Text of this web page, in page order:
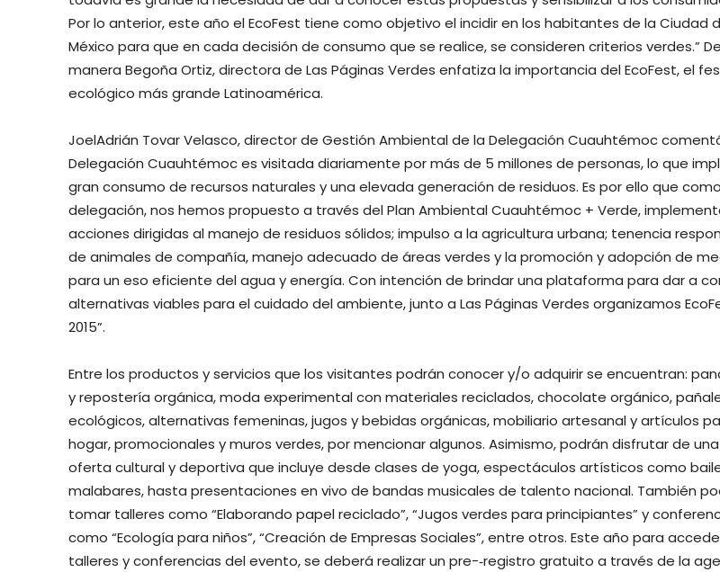
Por lo anterior, este año el EcoFest tiene como objetivo el incidir en los habitantes de la Ciudad
México para que en cada decisión de consumo que se realice, se consideren criterios verdes.”
manera Begoña Ortiz, directora de Las Páginas Verdes enfatiza la importancia del EcoFest, el
ecológico más grande Latinoamérica.
JoelAdrián Tovar Velasco, director de Gestión Ambiental de la Delegación Cuauhtémoc
Delegación Cuauhtémoc es visitada diariamente por más de 5 millones de personas, lo que
gran consumo de recursos naturales y una elevada generación de residuos. Es por ello que como
delegación, nos hemos propuesto a través del Plan Ambiental Cuauhtémoc + Verde,
acciones dirigidas al manejo de residuos sólidos; impulso a la agricultura urbana; tenencia
de animales de compañía, manejo adecuado de áreas verdes y la promoción y adopción de
para un eso eficiente del agua y energía. Con intención de brindar una plataforma para dar a
alternativas viables para el cuidado del ambiente, junto a Las Páginas Verdes organizamos
2015”.
Entre los productos y servicios que los visitantes podrán conocer y/o adquirir se encuentran:
y repostería orgánica, moda experimental con materiales reciclados, chocolate orgánico,
ecológicos, alternativas femeninas, jugos y bebidas orgánicas, mobiliario artesanal y artículos
hogar, promocionales y muros verdes, por mencionar algunos. Asimismo, podrán disfrutar de
oferta cultural y deportiva que incluye desde clases de yoga, espectáculos artísticos como
malabares, hasta presentaciones en vivo de bandas musicales de talento nacional. También
tomar talleres como “Elaborando papel reciclado”, “Jugos verdes para principiantes” y
como “Ecología para niños”, “Creación de Empresas Sociales”, entre otros. Este año para
talleres y conferencias del evento, se deberá realizar un pre-­‐registro gratuito a través de la